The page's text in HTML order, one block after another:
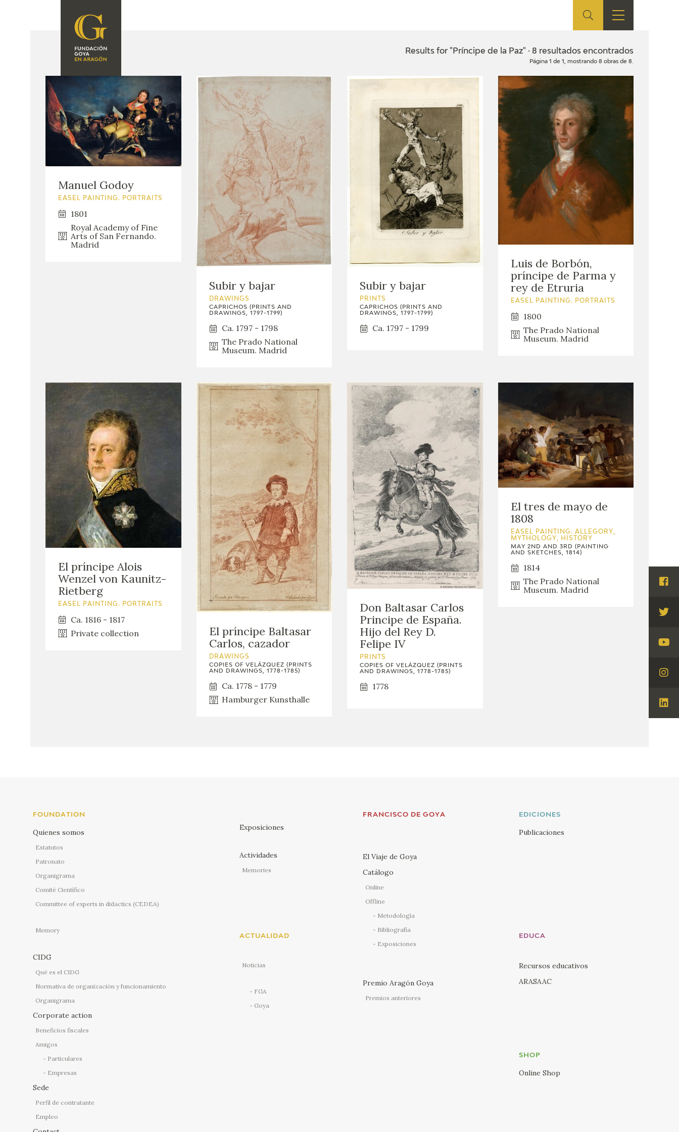
FOUNDATION
SOMOS
CIDG
CORPORATE
ACTION
ACTIVIDADES
CATÁLOGO
PREMIO ARAGÓN
GOYA
EDICIONES SHOP EDUCA
RECURSOS
EDUCATIVOS
ARASAAC
Results for "Príncipe de la Paz" · 8 resultados encontrados
Página 1 de 1, mostrando 8 obras de 8.
Manuel Godoy
EASEL PAINTING. PORTRAITS
1801
Royal Academy of Fine
Arts of San Fernando.
Madrid
Subir y bajar
DRAWINGS
CAPRICHOS (PRINTS AND
DRAWINGS, 1797-1799)
Ca. 1797 - 1798
The Prado National
Museum. Madrid
Subir y bajar
PRINTS
CAPRICHOS (PRINTS AND
DRAWINGS, 1797-1799)
Ca. 1797 - 1799
Luis de Borbón,
príncipe de Parma y
rey de Etruria
EASEL PAINTING. PORTRAITS
1800
The Prado National
Museum. Madrid
El príncipe Alois
Wenzel von Kaunitz-
Rietberg
EASEL PAINTING. PORTRAITS
Ca. 1816 - 1817
Private collection
El príncipe Baltasar
Carlos, cazador
DRAWINGS
COPIES OF VELÁZQUEZ (PRINTS
AND DRAWINGS, 1778-1785)
Ca. 1778 - 1779
Hamburger Kunsthalle
Don Baltasar Carlos
Principe de España.
Hijo del Rey D.
Felipe IV
PRINTS
COPIES OF VELÁZQUEZ (PRINTS
AND DRAWINGS, 1778-1785)
1778
El tres de mayo de
1808
EASEL PAINTING. ALLEGORY,
MYTHOLOGY, HISTORY
MAY 2ND AND 3RD (PAINTING
AND SKETCHES, 1814)
1814
The Prado National
Museum. Madrid
FOUNDATION
Quienes somos
Estatutos
Patronato
Organigrama
Comité Científico
Committee of experts in didactics (CEDEA)
Memory
CIDG
Qué es el CIDG
Normativa de organización y funcionamiento
Organigrama
Corporate action
Beneficios fiscales
Amigos
Particulares
Empresas
Sede
Perfil de contratante
Empleo
Exposiciones
Actividades
Memories
ACTUALIDAD
Noticias
FGA
Goya
FRANCISCO DE GOYA
El Viaje de Goya
Catálogo
Online
Offline
Metodología
Bibliografía
Exposiciones
Premio Aragón Goya
Premios anteriores
EDICIONES
Publicaciones
SHOP
Online Shop
EDUCA
Recursos educativos
ARASAAC